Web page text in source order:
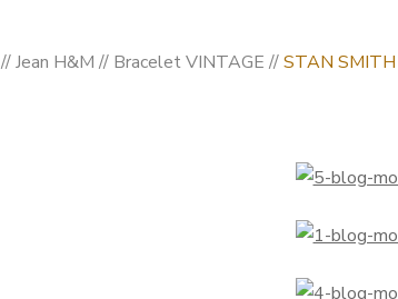
// Jean H&M // Bracelet VINTAGE //STAN SMITH